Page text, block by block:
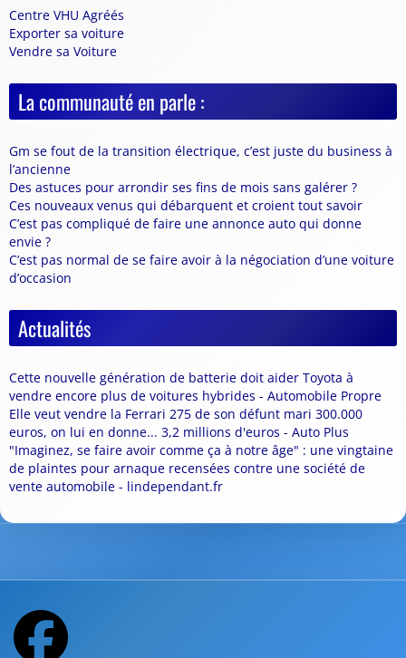
Centre VHU Agréés
Exporter sa voiture
Vendre sa Voiture
La communauté en parle :
Gm se fout de la transition électrique, c’est juste du business à
l’ancienne
Des astuces pour arrondir ses fins de mois sans galérer ?
Ces nouveaux venus qui débarquent et croient tout savoir
C’est pas compliqué de faire une annonce auto qui donne
envie ?
C’est pas normal de se faire avoir à la négociation d’une voiture
d’occasion
Actualités
Cette nouvelle génération de batterie doit aider Toyota à
vendre encore plus de voitures hybrides - Automobile Propre
Elle veut vendre la Ferrari 275 de son défunt mari 300.000
euros, on lui en donne... 3,2 millions d'euros - Auto Plus
"Imaginez, se faire avoir comme ça à notre âge" : une vingtaine
de plaintes pour arnaque recensées contre une société de
vente automobile - lindependant.fr